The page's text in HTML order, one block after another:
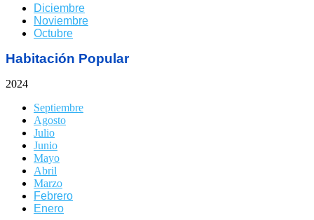
Diciembre
Noviembre
Octubre
Habitación Popular
2024
Septiembre
Agosto
Julio
Junio
Mayo
Abril
Marzo
Febrero
Enero